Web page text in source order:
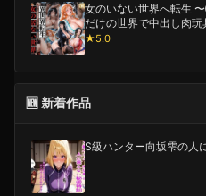
女のいない世界へ転
だけの世界で中出し肉玩
★5.0
🆕 新着作品
S級ハンター向坂雫の人